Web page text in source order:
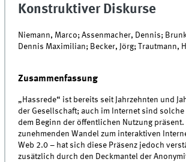
Konstruktiver Diskurse
Niemann, Marco; Assenmacher, Dennis;
Dennis Maximilian; Becker, Jörg; Trautmann,
Zusammenfassung
„Hassrede“ ist bereits seit Jahrzehnten und
der Gesellschaft; auch im Internet sind solche
dem Beginn der öffentlichen Nutzung präsent.
zunehmenden Wandel zum interaktiven
Web 2.0 – hat sich diese Präsenz jedoch
zusätzlich durch den Deckmantel der